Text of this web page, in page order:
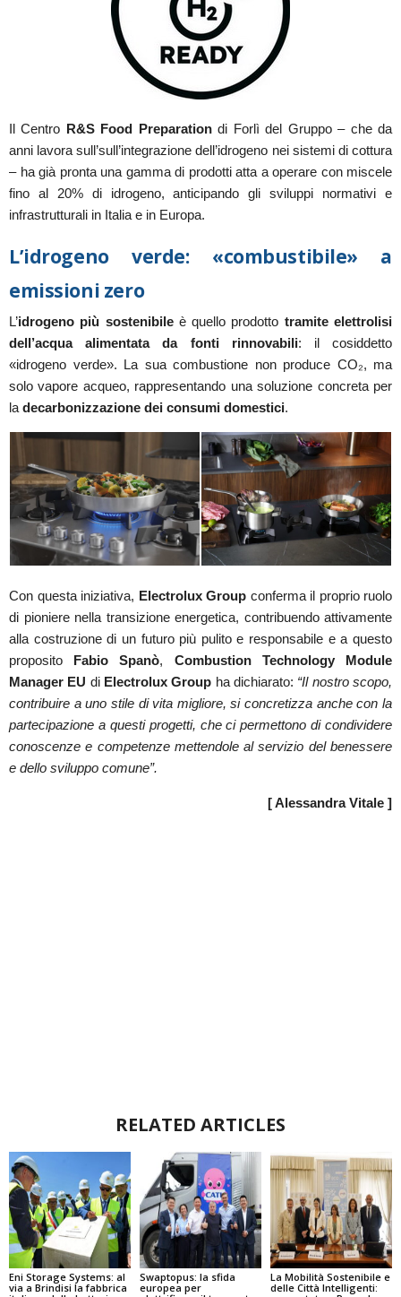
Il Centro R&S Food Preparationdi Forlì del Gruppo – che da
anni lavora sull’sull’integrazione dell’idrogeno nei sistemi di cottura
– ha già pronta una gamma di prodotti atta a operare con miscele
fino al 20% di idrogeno, anticipando gli sviluppi normativi e
infrastrutturali in Italia e in Europa.
L’idrogeno verde: «combustibile» a
emissioni zero
L’idrogeno più sostenibile è quello prodotto tramite elettrolisi
dell’acqua alimentata da fonti rinnovabili: il cosiddetto
«idrogeno verde». La sua combustione non produce CO₂, ma
solo vapore acqueo, rappresentando una soluzione concreta per
la decarbonizzazione dei consumi domestici.
Con questa iniziativa, Electrolux Group conferma il proprio ruolo
di pioniere nella transizione energetica, contribuendo attivamente
alla costruzione di un futuro più pulito e responsabile e a questo
proposito Fabio Spanò, Combustion Technology Module
Manager EU diElectrolux Group ha dichiarato: “Il nostro scopo,
contribuire a uno stile di vita migliore, si concretizza anche con la
partecipazione a questi progetti, che ci permettono di condividere
conoscenze e competenze mettendole al servizio del benessere
e dello sviluppo comune”.
[ Alessandra Vitale ]
RELATED ARTICLES
Eni Storage Systems: al
via a Brindisi la fabbrica
Swaptopus: la sfida
europea per
La Mobilità Sostenibile e
delle Città Intelligenti: